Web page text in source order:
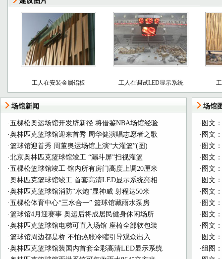
工人在安装金属铝板 工人在调试LED显示系统
场馆新闻
·五棵松奥运场馆开发辟新径 将借鉴NBA场馆经验
·奥林匹克篮球馆迎来首秀 周华健演唱志愿者之歌
·篮球馆迎首秀 周董奥运场馆上演“大灌篮”(图)
·北京奥林匹克篮球馆竣工 “漏斗屏”扫视灌篮
·五棵松篮球馆竣工 馆内所有房门高度上调20厘米
·奥林匹克篮球馆竣工 首套高清LED显示系统亮相
·奥林匹克篮球馆消防“水炮”显神威 射程达50米
·五棵松体育中心“三水合一” 篮球馆藏雨水泵房
·篮球馆4月迎赛事 奥运后将成居民健身休闲场所
·奥林匹克篮球馆电梯可直入场馆 座椅全部软包装
·篮球馆周边都是桥 不怕热胀冷缩引导观众出入
·奥林匹克篮球馆装国内首套全彩高清LED显示系统
场馆
· 图文
· 图文
· 图文
· 图文
· 图文
· 图文
· 图文
· 图文
· 图文
· 图文
· 图文
·组图